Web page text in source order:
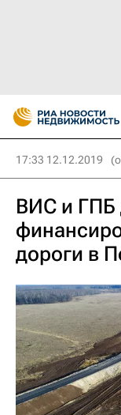
17:33 12.12.2019
ВИС и ГПБ
дороги в